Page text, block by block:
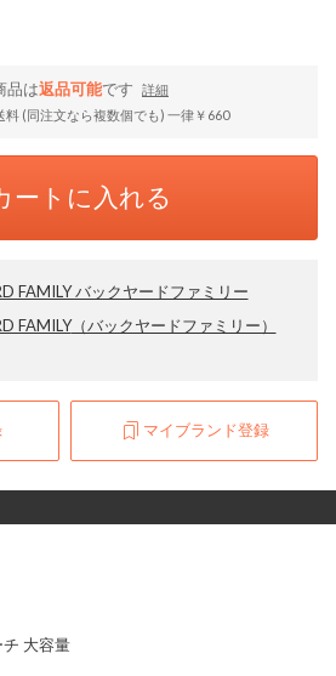
品は返品可能です
詳細
料 (同注文なら複数個でも) 一律￥660
ートに入れる
FAMILY バックヤードファミリー
FAMILY（バックヤードファミリー）
マイブランド登録
大容量